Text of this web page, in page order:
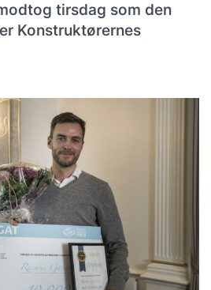
tirsdag som den
Konstruktørernes